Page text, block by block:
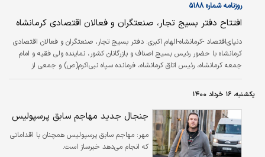
روزنامه شماره ۵۱۸۸
افتتاح دفتر بسیج تجار، صنعتگران و فعالان اقتصادی کرمانشاه
دنیای‌اقتصاد -کرمانشاه-الهام اکبری: دفتر بسیج تجار، صنعتگران و فعالان اقتصادی
کرمانشاه با حضور رئیس بسیج اصناف و بازرگانان کشور، نماینده ولی فقیه و امام
جمعه کرمانشاه، رئیس اتاق کرمانشاه، فرمانده سپاه نبی‌اکرم(ص) و جمعی از
معادن و کشاورزی کرمانشاه کار خود را آغاز کرد.
یکشنبه، ۱۶ خرداد ۱۴۰۰
جنجال جدید مهاجم سابق پرسپولیس
مهر: مهاجم سابق پرسپولیس همچنان با اقداماتی
که انجام می‌دهد خبرساز است.